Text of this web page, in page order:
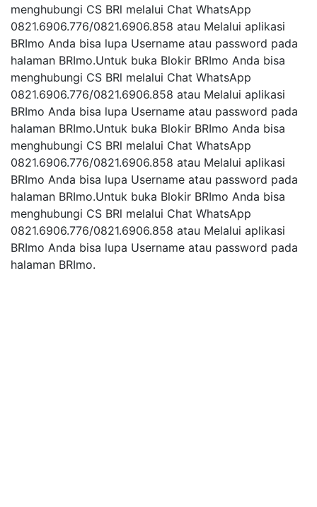
menghubungi CS BRl melalui Chat WhatsApp
0821.6906.776/0821.6906.858 atau Melalui aplikasi
BRImo Anda bisa lupa Username atau password pada
halaman BRImo.Untuk buka Blokir BRImo Anda bisa
menghubungi CS BRl melalui Chat WhatsApp
0821.6906.776/0821.6906.858 atau Melalui aplikasi
BRImo Anda bisa lupa Username atau password pada
halaman BRImo.Untuk buka Blokir BRImo Anda bisa
menghubungi CS BRl melalui Chat WhatsApp
0821.6906.776/0821.6906.858 atau Melalui aplikasi
BRImo Anda bisa lupa Username atau password pada
halaman BRImo.Untuk buka Blokir BRImo Anda bisa
menghubungi CS BRl melalui Chat WhatsApp
0821.6906.776/0821.6906.858 atau Melalui aplikasi
BRImo Anda bisa lupa Username atau password pada
halaman BRImo.